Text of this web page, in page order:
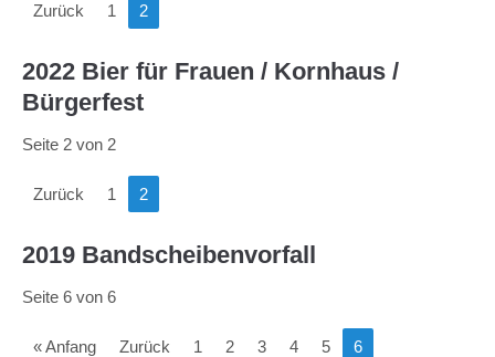
Zurück 1 2
2022 Bier für Frauen / Kornhaus /
Bürgerfest
Seite 2 von 2
Zurück 1 2
2019 Bandscheibenvorfall
Seite 6 von 6
« Anfang Zurück 1 2 3 4 5 6